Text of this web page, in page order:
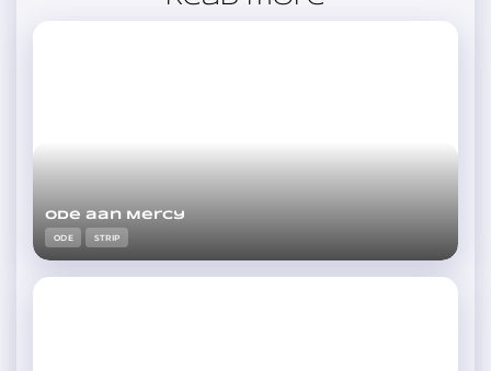
Ode aan Mercy
ODE STRIP